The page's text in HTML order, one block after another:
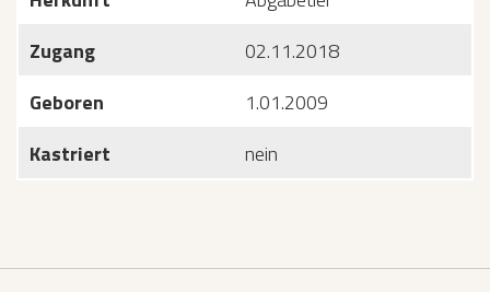
Zugang
02.11.2018
Geboren
1.01.2009
Kastriert
nein